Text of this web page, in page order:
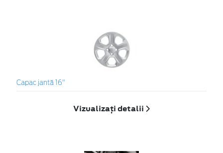
Capac jantă 16"
Vizualizați detalii